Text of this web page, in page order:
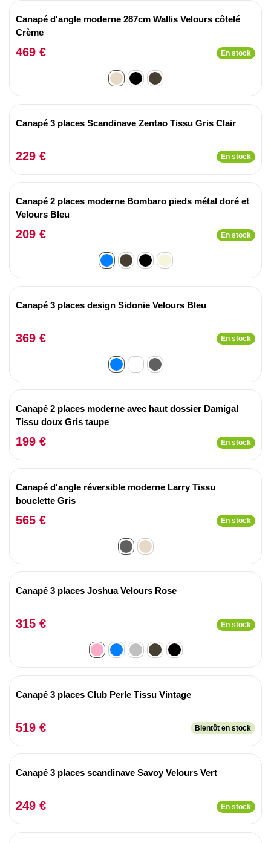
Canapé d'angle moderne 287cm Wallis Velours côtelé
Crème
469 € En stock
Canapé 3 places Scandinave Zentao Tissu Gris Clair
229 € En stock
Canapé 2 places moderne Bombaro pieds métal doré et
Velours Bleu
209 € En stock
Canapé 3 places design Sidonie Velours Bleu
369 € En stock
Canapé 2 places moderne avec haut dossier Damigal
Tissu doux Gris taupe
199 € En stock
Canapé d'angle réversible moderne Larry Tissu
bouclette Gris
565 € En stock
Canapé 3 places Joshua Velours Rose
315 € En stock
Canapé 3 places Club Perle Tissu Vintage
519 € Bientôt en stock
Canapé 3 places scandinave Savoy Velours Vert
249 € En stock